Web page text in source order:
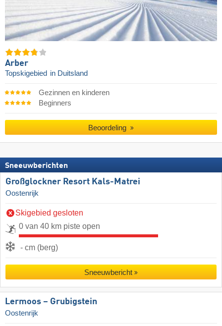
Arber
Topskigebied in Duitsland
Gezinnen en kinderen
Beginners
Beoordeling
Sneeuwberichten
Großglockner Resort Kals-Matrei
Oostenrijk
Skigebied gesloten
0 van 40 km piste open
- cm (berg)
Sneeuwbericht
Lermoos – Grubigstein
Oostenrijk